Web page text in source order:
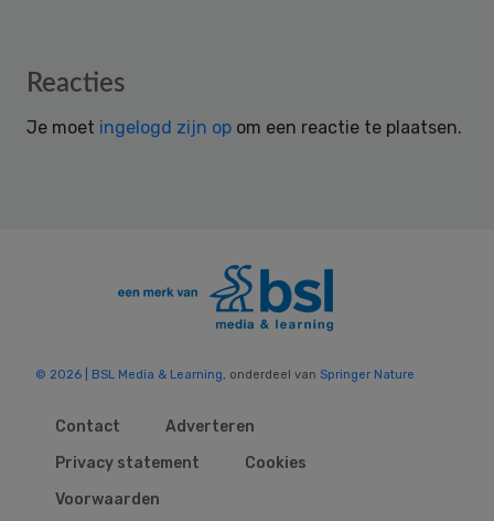
Reader
Reacties
Je moet ingelogd zijn op om een reactie te plaatsen.
© 2026 | BSL Media & Learning, onderdeel van Springer Nature
Contact
Adverteren
Privacy statement
Cookies
Voorwaarden